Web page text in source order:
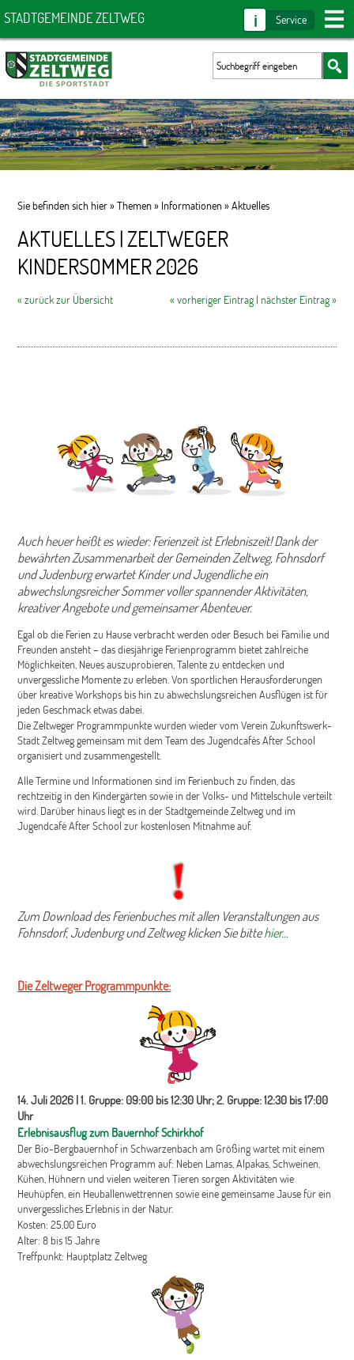
STADTGEMEINDE ZELTWEG i Service
Sie befinden sich hier »Themen» Informationen»Aktuelles
AKTUELLES | ZELTWEGER
KINDERSOMMER 2026
« zurück zur Übersicht « vorheriger Eintrag| nächster Eintrag »
Auch heuer heißt es wieder: Ferienzeit ist Erlebniszeit! Dank der
bewährten Zusammenarbeit der Gemeinden Zeltweg, Fohnsdorf
und Judenburg erwartet Kinder und Jugendliche ein
abwechslungsreicher Sommer voller spannender Aktivitäten,
kreativer Angebote und gemeinsamer Abenteuer.
Egal ob die Ferien zu Hause verbracht werden oder Besuch bei Familie und
Freunden ansteht – das diesjährige Ferienprogramm bietet zahlreiche
Möglichkeiten, Neues auszuprobieren, Talente zu entdecken und
unvergessliche Momente zu erleben. Von sportlichen Herausforderungen
über kreative Workshops bis hin zu abwechslungsreichen Ausflügen ist für
jeden Geschmack etwas dabei.
Die Zeltweger Programmpunkte wurden wieder vom Verein Zukunftswerk-
Stadt Zeltweg gemeinsam mit dem Team des Jugendcafés After School
organisiert und zusammengestellt.
Alle Termine und Informationen sind im Ferienbuch zu finden, das
rechtzeitig in den Kindergärten sowie in der Volks- und Mittelschule verteilt
wird. Darüber hinaus liegt es in der Stadtgemeinde Zeltweg und im
Jugendcafé After School zur kostenlosen Mitnahme auf.
Zum Download des Ferienbuches mit allen Veranstaltungen aus
Fohnsdorf, Judenburg und Zeltweg klicken Sie bittehier...
Die Zeltweger Programmpunkte:
14. Juli 2026 | 1. Gruppe: 09:00 bis 12:30 Uhr; 2. Gruppe: 12:30 bis 17:00
Uhr
Erlebnisausflug zum Bauernhof Schirkhof
Der Bio-Bergbauernhof in Schwarzenbach am Größing wartet mit einem
abwechslungsreichen Programm auf: Neben Lamas, Alpakas, Schweinen,
Kühen, Hühnern und vielen weiteren Tieren sorgen Aktivitäten wie
Heuhüpfen, ein Heuballenwettrennen sowie eine gemeinsame Jause für ein
unvergessliches Erlebnis in der Natur.
Kosten: 25,00 Euro
Alter: 8 bis 15 Jahre
Treffpunkt: Hauptplatz Zeltweg